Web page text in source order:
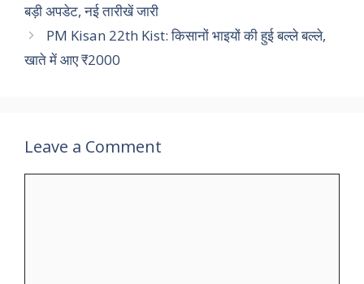
बड़ी अपडेट, नई तारीखें जारी
PM Kisan 22th Kist: किसानों भाइयों की हुई बल्ले बल्ले,
खाते में आए ₹2000
Leave a Comment